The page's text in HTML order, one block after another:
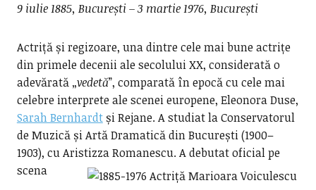
9 iulie 1885, București – 3 martie 1976, București
Actriță și regizoare, una dintre cele mai bune actrițe
din primele decenii ale secolului XX, considerată o
adevărată „vedetă”, comparată în epocă cu cele mai
celebre interprete ale scenei europene, Eleonora Duse,
Sarah Bernhardtși Rejane. A studiat la Conservatorul
de Muzică și Artă Dramatică din București (1900–
1903), cu Aristizza Romanescu.A debutat oficial pe
scena